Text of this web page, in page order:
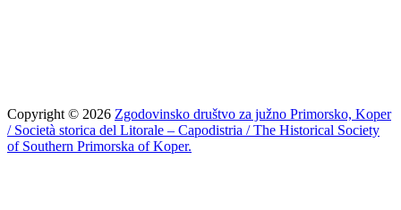
Copyright © 2026 Zgodovinsko društvo za južno Primorsko, Koper
/ Società storica del Litorale – Capodistria / The Historical Society
of Southern Primorska of Koper.